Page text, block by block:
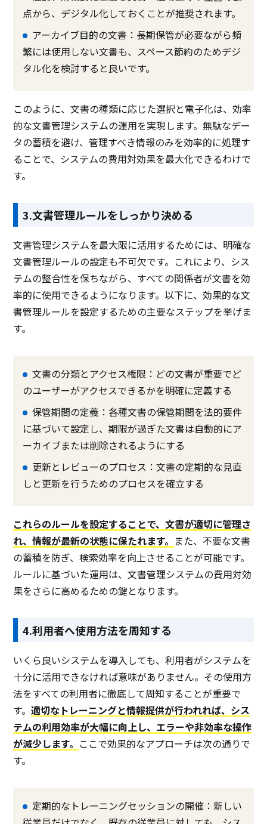
点から、デジタル化しておくことが推奨されます。
アーカイブ目的の文書：長期保管が必要ながら頻
繁には使用しない文書も、スペース節約のためデジ
タル化を検討すると良いです。
このように、文書の種類に応じた選択と電子化は、効率
的な文書管理システムの運用を実現します。無駄なデー
タの蓄積を避け、管理すべき情報のみを効率的に処理す
ることで、システムの費用対効果を最大化できるわけで
す。
3.文書管理ルールをしっかり決める
文書管理システムを最大限に活用するためには、明確な
文書管理ルールの設定も不可欠です。これにより、シス
テムの整合性を保ちながら、すべての関係者が文書を効
率的に使用できるようになります。以下に、効果的な文
書管理ルールを設定するための主要なステップを挙げま
す。
文書の分類とアクセス権限：どの文書が重要でど
のユーザーがアクセスできるかを明確に定義する
保管期間の定義：各種文書の保管期間を法的要件
に基づいて設定し、期限が過ぎた文書は自動的にア
ーカイブまたは削除されるようにする
更新とレビューのプロセス：文書の定期的な見直
しと更新を行うためのプロセスを確立する
これらのルールを設定することで、文書が適切に管理さ
れ、情報が最新の状態に保たれます。 また、不要な文書
の蓄積を防ぎ、検索効率を向上させることが可能です。
ルールに基づいた運用は、文書管理システムの費用対効
果をさらに高めるための鍵となります。
4.利用者へ使用方法を周知する
いくら良いシステムを導入しても、利用者がシステムを
十分に活用できなければ意味がありません。その使用方
法をすべての利用者に徹底して周知することが重要で
す。適切なトレーニングと情報提供が行われれば、シス
テムの利用効率が大幅に向上し、エラーや非効率な操作
が減少します。 ここで効果的なアプローチは次の通りで
す。
定期的なトレーニングセッションの開催：新しい